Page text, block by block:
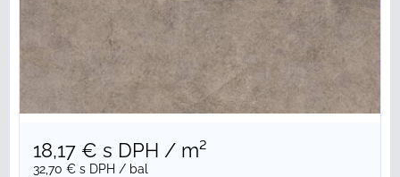
18,17 € s DPH / m²
32,70 € s DPH / bal